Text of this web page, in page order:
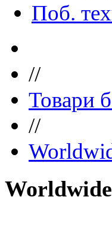
Поб.
//
Товари
//